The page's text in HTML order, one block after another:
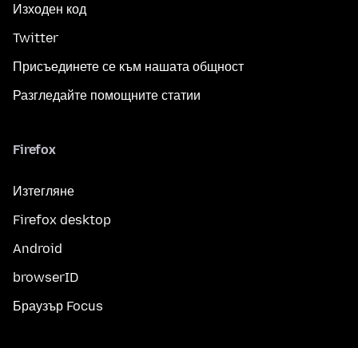
Изходен код
Twitter
Присъединете се към нашата общност
Разгледайте помощните статии
Firefox
Изтегляне
Firefox desktop
Android
browserID
Браузър Focus